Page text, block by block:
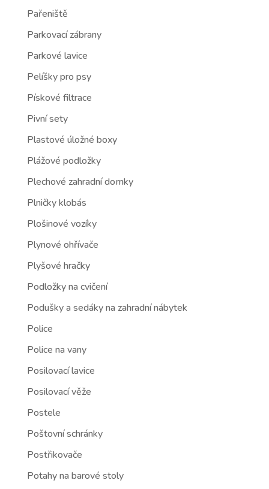
Pařeniště
Parkovací zábrany
Parkové lavice
Pelíšky pro psy
Pískové filtrace
Pivní sety
Plastové úložné boxy
Plážové podložky
Plechové zahradní domky
Plničky klobás
Plošinové vozíky
Plynové ohřívače
Plyšové hračky
Podložky na cvičení
Podušky a sedáky na zahradní nábytek
Police
Police na vany
Posilovací lavice
Posilovací věže
Postele
Poštovní schránky
Postřikovače
Potahy na barové stoly